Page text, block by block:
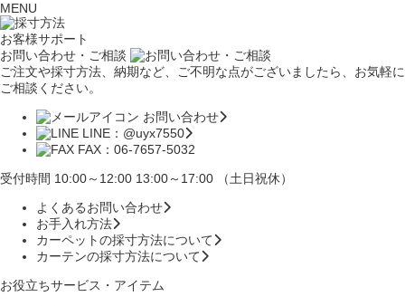
MENU
お客様サポート
お問い合わせ・ご相談
ご注文や採寸方法、納期など、ご不明な点がございましたら、お気軽に
ご相談ください。
お問い合わせ
LINE：@uyx7550
FAX：06-7657-5032
受付時間 10:00～12:00 13:00～17:00 （土日祝休）
よくあるお問い合わせ
お手入れ方法
カーペットの採寸方法について
カーテンの採寸方法について
お役立ちサービス・アイテム